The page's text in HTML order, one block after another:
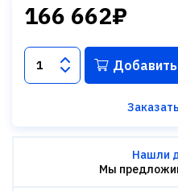
166 662₽
Нашли
Мы